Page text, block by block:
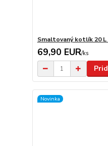
Smaltovaný kotlík 20 L
69,90 EUR/ks
Novinka